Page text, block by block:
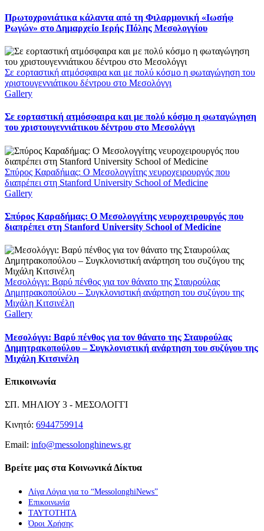
Πρωτοχρονιάτικα κάλαντα από τη Φιλαρμονική «Ιωσήφ
Ρωγών» στο Δημαρχείο Ιερής Πόλης Μεσολογγίου
Σε εορταστική ατμόσφαιρα και με πολύ κόσμο η φωταγώγηση του
χριστουγεννιάτικου δέντρου στο Μεσολόγγι
Gallery
Σε εορταστική ατμόσφαιρα και με πολύ κόσμο η φωταγώγηση
του χριστουγεννιάτικου δέντρου στο Μεσολόγγι
Σπύρος Καραδήμας: Ο Μεσολογγίτης νευροχειρουργός που
διαπρέπει στη Stanford University School of Medicine
Gallery
Σπύρος Καραδήμας: Ο Μεσολογγίτης νευροχειρουργός που
διαπρέπει στη Stanford University School of Medicine
Μεσολόγγι: Βαρύ πένθος για τον θάνατο της Σταυρούλας
Δημητρακοπούλου – Συγκλονιστική ανάρτηση του συζύγου της
Μιχάλη Κιτσινέλη
Gallery
Μεσολόγγι: Βαρύ πένθος για τον θάνατο της Σταυρούλας
Δημητρακοπούλου – Συγκλονιστική ανάρτηση του συζύγου της
Μιχάλη Κιτσινέλη
Επικοινωνία
ΣΠ. ΜΗΛΙΟΥ 3 - ΜΕΣΟΛΟΓΓΙ
Κινητό: 6944759914
Email: info@messolonghinews.gr
Βρείτε μας στα Κοινωνικά Δίκτυα
Λίγα Λόγια για το “MessolonghiNews”
Επικοινωνία
ΤΑΥΤΟΤΗΤΑ
Όροι Χρήσης